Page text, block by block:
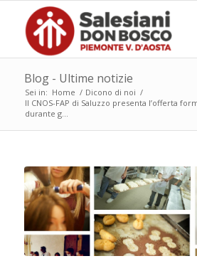
Blog - Ultime notizie
Sei in: Home / Dicono di noi /
Il CNOS-FAP di Saluzzo presenta l’offerta
durante g...